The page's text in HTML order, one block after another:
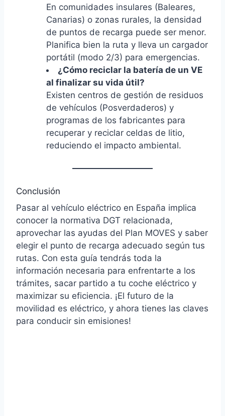
En comunidades insulares (Baleares,
Canarias) o zonas rurales, la densidad
de puntos de recarga puede ser menor.
Planifica bien la ruta y lleva un cargador
portátil (modo 2/3) para emergencias.
¿Cómo reciclar la batería de un VE
al finalizar su vida útil?
Existen centros de gestión de residuos
de vehículos (Posverdaderos) y
programas de los fabricantes para
recuperar y reciclar celdas de litio,
reduciendo el impacto ambiental.
Conclusión
Pasar al vehículo eléctrico en España implica
conocer la normativa DGT relacionada,
aprovechar las ayudas del Plan MOVES y saber
elegir el punto de recarga adecuado según tus
rutas. Con esta guía tendrás toda la
información necesaria para enfrentarte a los
trámites, sacar partido a tu coche eléctrico y
maximizar su eficiencia. ¡El futuro de la
movilidad es eléctrico, y ahora tienes las claves
para conducir sin emisiones!